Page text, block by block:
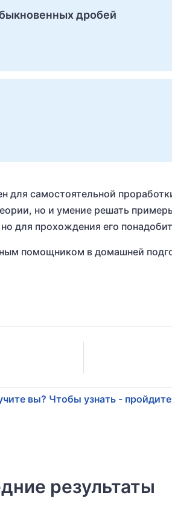
дробей
для самостоятельной
но и умение решать
для прохождения его
помощником в домашней
вы? Чтобы узнать - пройдите
результаты